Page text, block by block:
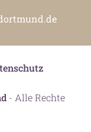
- Alle Rechte